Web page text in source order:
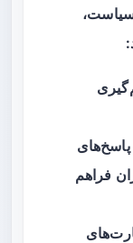
سیاست،
پاسخ‌های
فراهم